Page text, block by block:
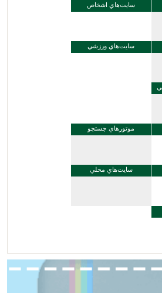
سايت‌هاي اشخاص
سايت‌هاي ورزشي
موتورهاي جستجو
سايت‌هاي محلي